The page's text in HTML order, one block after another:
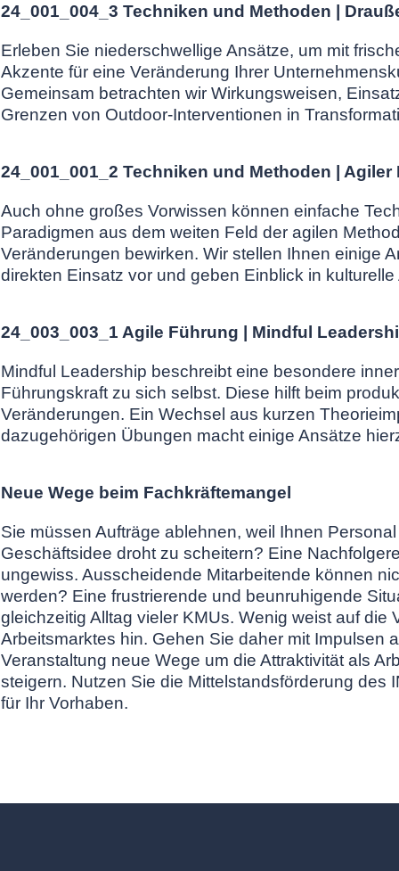
24_001_004_3 Techniken und Methoden |
Erleben Sie niederschwellige Ansätze, um mit
Akzente für eine Veränderung Ihrer
Gemeinsam betrachten wir Wirkungsweisen,
Grenzen von Outdoor-Interventionen in
24_001_001_2 Techniken und Methoden |
Auch ohne großes Vorwissen können einfache
Paradigmen aus dem weiten Feld der agilen
Veränderungen bewirken. Wir stellen Ihnen einige
direkten Einsatz vor und geben Einblick in kulturelle
24_003_003_1 Agile Führung | Mindful
Mindful Leadership beschreibt eine besondere
Führungskraft zusich selbst. Diese hilft beim
Veränderungen. Ein Wechsel aus kurzen
dazugehörigen Übungen macht einige Ansätze
Neue Wege beim Fachkräftemangel
Sie müssen Aufträge ablehnen, weil Ihnen
Geschäftsidee droht zu scheitern? Eine
ungewiss. Ausscheidende Mitarbeitende können
werden? Eine frustrierende und beunruhigende
gleichzeitig Alltag vieler KMUs. Wenig weist auf die
Arbeitsmarktes hin. Gehen Sie daher mit Impulsen
Veranstaltung neue Wege um die Attraktivität als
steigern. Nutzen Sie die Mittelstandsförderung des
für Ihr Vorhaben.